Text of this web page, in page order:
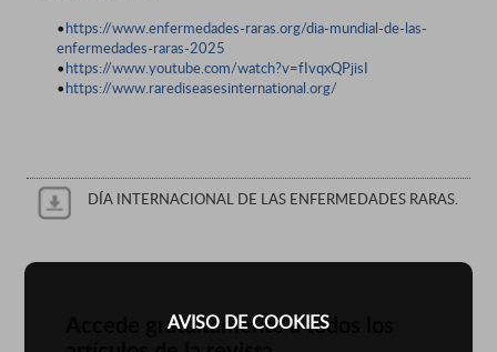
AVISO DE COOKIES
•https://www.enfermedades-raras.org/dia-mundial-de-las-
enfermedades-raras-2025
•https://www.youtube.com/watch?v=fIvqxQPjisI
•https://www.rarediseasesinternational.org/
DÍA INTERNACIONAL DE LAS ENFERMEDADES RARAS.
Accede gratuitamente a todos los